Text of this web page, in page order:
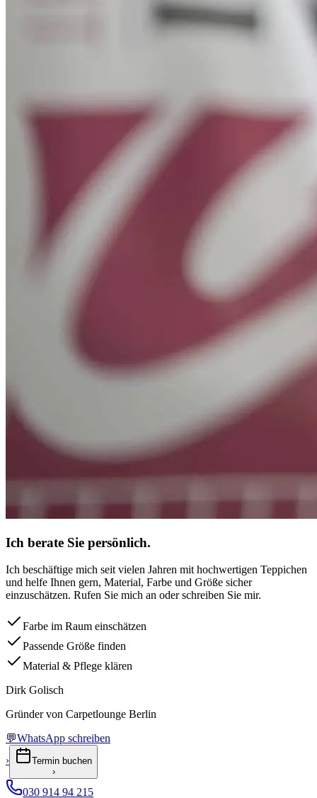
Ich berate Sie persönlich.
Ich beschäftige mich seit vielen Jahren mit hochwertigen Teppichen
und helfe Ihnen gern, Material, Farbe und Größe sicher
einzuschätzen. Rufen Sie mich an oder schreiben Sie mir.
Farbe im Raum einschätzen
Passende Größe finden
Material & Pflege klären
Dirk Golisch
Gründer von Carpetlounge Berlin
💬WhatsApp schreiben
›
Termin buchen
›
030 914 94 215